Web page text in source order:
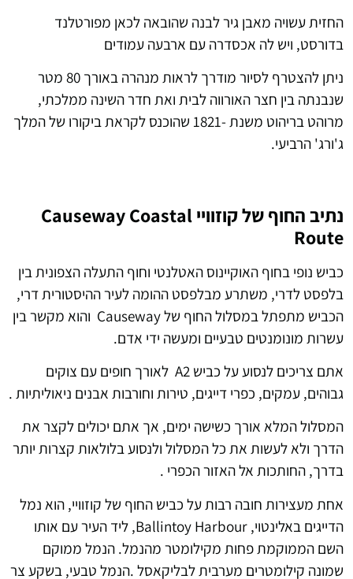
החזית עשויה מאבן גיר לבנה שהובאה לכאן מפורטלנד
בדורסט, ויש לה אכסדרה עם ארבעה עמודים
ניתן להצטרף לסיור מודרך לראות מנהרה באורך 80 מטר
שנבנתה בין חצר האורווה לבית ואת חדר השינה ממלכתי,
מרוהט בריהוט משנת -1821 שהוכנס לקראת ביקורו של המלך
ג'ורג' הרביעי.
נתיב החוף של קוזוויי Causeway Coastal
Route
כביש נופי בחוף האוקיינוס ​​האטלנטי וחוף התעלה הצפונית בין
בלפסט לדרי, משתרע מבלפסט ההומה לעיר ההיסטורית דרי,
הכביש מתפתל במסלול החוף של Causeway והוא מקשר בין
עשרות מונומנטים טבעיים ומעשה ידי אדם.
אתם צריכים לנסוע על כביש A2 לאורך חופים עם צוקים
גבוהים, עמקים, כפרי דייגים, טירות וחורבות אבנים ניאוליתיות .
המסלול המלא אורך כשישה ימים, אך אתם יכולים לקצר את
הדרך ולא לעשות את כל המסלול ולנסוע בלולאות קצרות יותר
בדרך, החותכות אל האזור הכפרי .
אחת מעצירות חובה רבות על כביש החוף של קוזוויי, הוא נמל
הדייגים באלינטוי, Ballintoy Harbour, ליד העיר עם אותו
השם הממוקמת פחות מקילומטר מהנמל. הנמל ממוקם
שמונה קילומטרים מערבית לבליקאסל .הנמל טבעי, בשקע צר